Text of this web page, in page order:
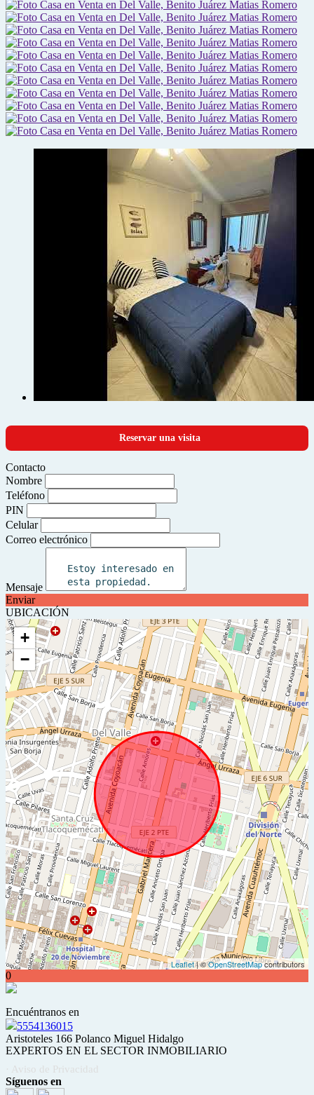
Reservar una visita
Contacto
Nombre
Teléfono
PIN
Celular
Correo electrónico
Mensaje
Enviar
UBICACIÓN
+
−
Leaflet| ©OpenStreetMapcontributors
0
Encuéntranos en
5554136015
Aristoteles 166 Polanco Miguel Hidalgo
EXPERTOS EN EL SECTOR INMOBILIARIO
· Aviso de Privacidad
Síguenos en